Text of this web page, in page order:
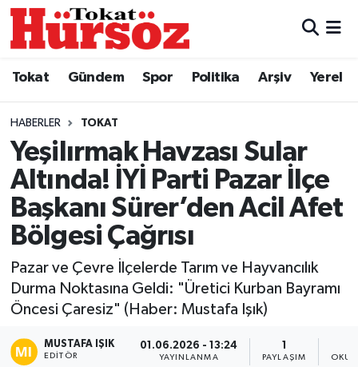
Tokat Gündem Spor Politika Arşiv Yerel
HABERLER TOKAT
Yeşilırmak Havzası Sular
Altında! İYİ Parti Pazar İlçe
Başkanı Sürer’den Acil Afet
Bölgesi Çağrısı
Pazar ve Çevre İlçelerde Tarım ve Hayvancılık
Durma Noktasına Geldi: "Üretici Kurban Bayramı
Öncesi Çaresiz" (Haber: Mustafa Işık)
MUSTAFA IŞIK
EDITÖR
01.06.2026 - 13:24
YAYINLANMA
1
PAYLAŞIM
Türkiye Gündemi
Gündem
Asayiş
Spor
Politika
Tokat Spor
Eğitim
Hava Durumu
Tokat Namaz Vakitleri
Trafik Durumu
Süper Lig Puan Durumu ve Fikstür
Tüm Manşetler
Son Dakika Haberleri
Haber Arşivi